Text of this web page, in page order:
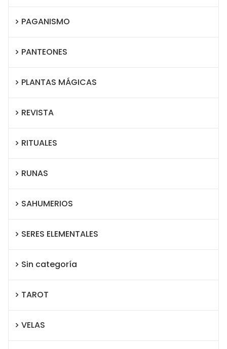
PAGANISMO
PANTEONES
PLANTAS MÁGICAS
REVISTA
RITUALES
RUNAS
SAHUMERIOS
SERES ELEMENTALES
Sin categoría
TAROT
VELAS